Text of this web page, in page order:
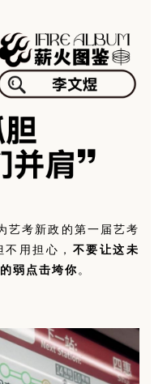
艺考新政的第一届艺考
用担心， 不要让这未
弱点击垮你。